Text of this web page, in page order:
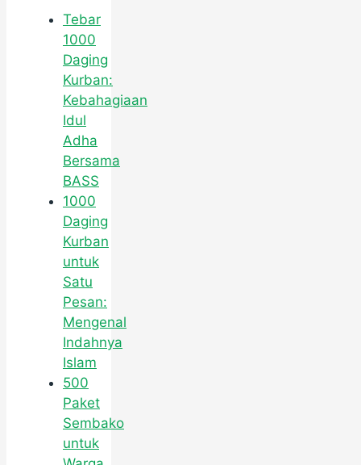
Tebar
1000
Daging
Kurban:
Kebahagiaan
Idul
Adha
Bersama
BASS
1000
Daging
Kurban
untuk
Satu
Pesan:
Mengenal
Indahnya
Islam
500
Paket
Sembako
untuk